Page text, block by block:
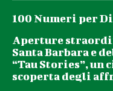
100 Numeri per
Aperture
Santa Barbara e
“Tau Stories”,
scoperta degli